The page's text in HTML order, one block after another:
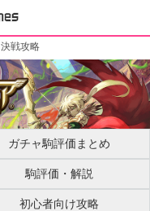
決戦攻略
ガチャ駒評価まとめ
駒評価・解説
初心者向け攻略